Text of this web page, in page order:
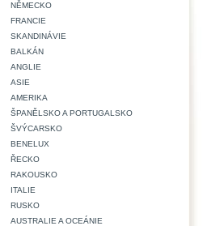
NĚMECKO
FRANCIE
SKANDINÁVIE
BALKÁN
ANGLIE
ASIE
AMERIKA
ŠPANĚLSKO A PORTUGALSKO
ŠVÝCARSKO
BENELUX
ŘECKO
RAKOUSKO
ITALIE
RUSKO
AUSTRALIE A OCEÁNIE